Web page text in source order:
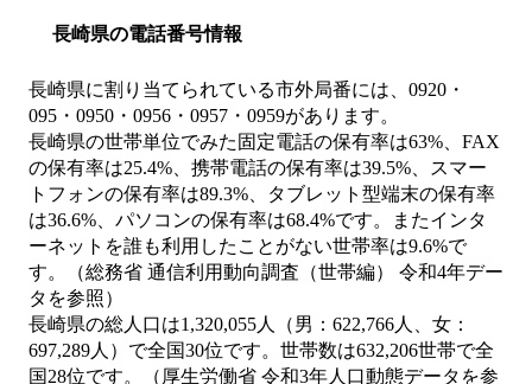
長崎県の電話番号情報
長崎県に割り当てられている市外局番には、0920・
095・0950・0956・0957・0959があります。
長崎県の世帯単位でみた固定電話の保有率は63%、FAX
の保有率は25.4%、携帯電話の保有率は39.5%、スマー
トフォンの保有率は89.3%、タブレット型端末の保有率
は36.6%、パソコンの保有率は68.4%です。またインタ
ーネットを誰も利用したことがない世帯率は9.6%で
す。（総務省 通信利用動向調査（世帯編） 令和4年デー
タを参照）
長崎県の総人口は1,320,055人（男：622,766人、女：
697,289人）で全国30位です。世帯数は632,206世帯で全
国28位です。（厚生労働省 令和3年人口動態データを参